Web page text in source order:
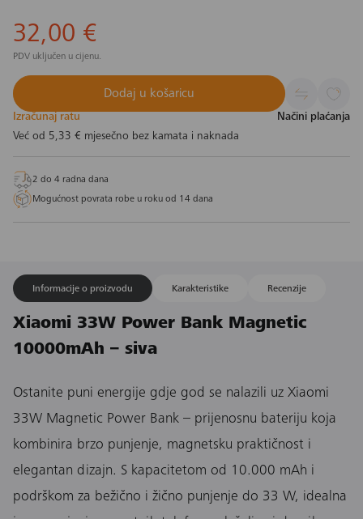
32,00 €
PDV uključen u cijenu.
Dodaj u košaricu
Izračunaj ratu
Načini plaćanja
Već od 5,33 € mjesečno bez kamata i naknada
2 do 4 radna dana
Mogućnost povrata robe u roku od 14 dana
Informacije o proizvodu Karakteristike Recenzije
Xiaomi 33W Power Bank Magnetic
10000mAh – siva
Ostanite puni energije gdje god se nalazili uz Xiaomi
33W Magnetic Power Bank – prijenosnu bateriju koja
kombinira brzo punjenje, magnetsku praktičnost i
elegantan dizajn. S kapacitetom od 10.000 mAh i
podrškom za bežično i žično punjenje do 33 W, idealna